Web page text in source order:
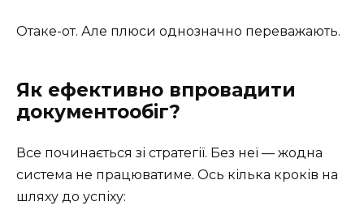
Отаке-от. Але плюси однозначно переважають.
Як ефективно впровадити
документообіг?
Все починається зі стратегії. Без неї — жодна
система не працюватиме. Ось кілька кроків на
шляху до успіху: